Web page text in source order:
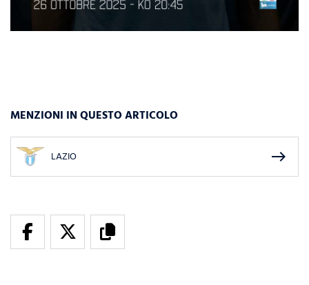
MENZIONI IN QUESTO ARTICOLO
LAZIO east